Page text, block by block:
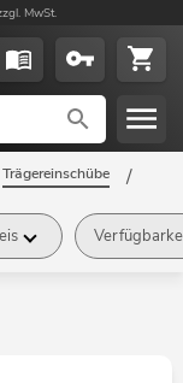
MwSt.
Trägereinschübe /